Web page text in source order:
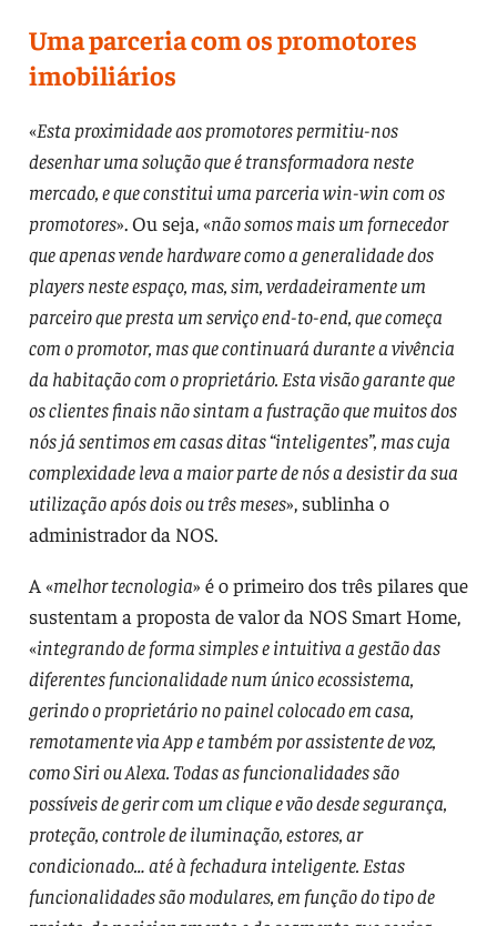
Uma parceria com os promotores
imobiliários
«Esta proximidade aos promotores permitiu-nos
desenhar uma solução que é transformadora neste
mercado, e que constitui uma parceria win-win com os
promotores». Ou seja, «não somos mais um fornecedor
que apenas vende hardware como a generalidade dos
players neste espaço, mas, sim, verdadeiramente um
parceiro que presta um serviço end-to-end, que começa
com o promotor, mas que continuará durante a vivência
da habitação com o proprietário. Esta visão garante que
os clientes finais não sintam a fustração que muitos dos
nós já sentimos em casas ditas “inteligentes”, mas cuja
complexidade leva a maior parte de nós a desistir da sua
utilização após dois ou três meses», sublinha o
administrador da NOS.
A «melhor tecnologia» é o primeiro dos três pilares que
sustentam a proposta de valor da NOS Smart Home,
«integrando de forma simples e intuitiva a gestão das
diferentes funcionalidade num único ecossistema,
gerindo o proprietário no painel colocado em casa,
remotamente via App e também por assistente de voz,
como Siri ou Alexa. Todas as funcionalidades são
possíveis de gerir com um clique e vão desde segurança,
proteção, controle de iluminação, estores, ar
condicionado… até à fechadura inteligente. Estas
funcionalidades são modulares, em função do tipo de